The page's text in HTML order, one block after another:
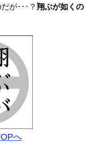
が･･･？ 翔ぶが如くの
へ